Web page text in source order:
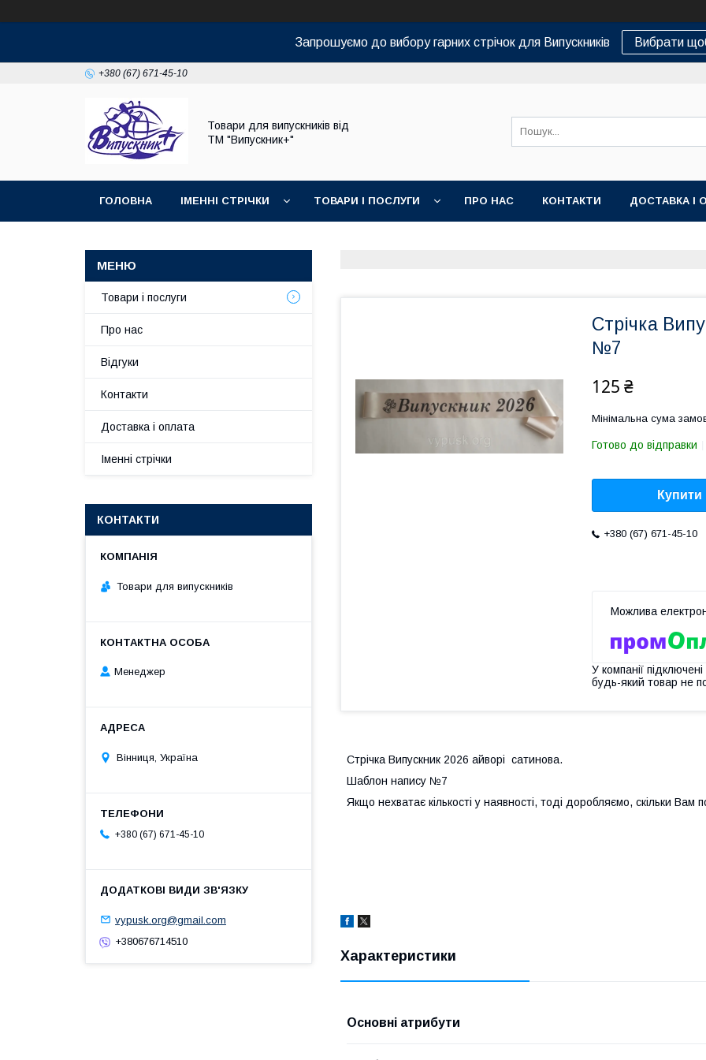
Запрошуємо до вибору гарних стрічок для Випускників Вибрати
+380 (67) 671-45-10
Товари для випускників від
ТМ "Випускник+"
ГОЛОВНА ІМЕННІ СТРІЧКИ ТОВАРИ І ПОСЛУГИ ПРО НАС КОНТАКТИ ДОСТАВКА І
Стрічка
№7
125 ₴
Мінімальна сума
Готово до відправки
Купити
+380 (67) 671-45-10
У компанії
будь-який товар не
Стрічка Випускник 2026 айворі сатинова.
Шаблон напису №7
Якщо нехватає кількості у наявності, тоді доробляємо, скільки Вам
Характеристики
Основні атрибути
Товари і послуги
Про нас
Відгуки
Контакти
Доставка і оплата
Іменні стрічки
КОНТАКТИ
Товари для випускників
Менеджер
Вінниця, Україна
+380 (67) 671-45-10
vypusk.org@gmail.com
+380676714510